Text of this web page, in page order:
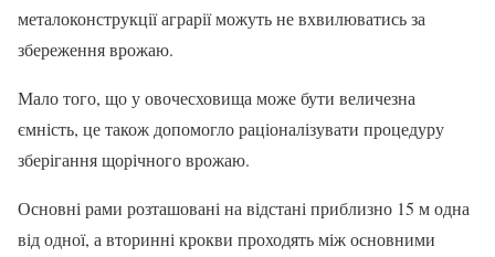
металоконструкції аграрії можуть не вхвилюватись за
збереження врожаю.
Мало того, що у овочесховища може бути величезна
ємність, це також допомогло раціоналізувати процедуру
зберігання щорічного врожаю.
Основні рами розташовані на відстані приблизно 15 м одна
від одної, а вторинні крокви проходять між основними